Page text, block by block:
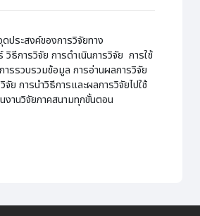
ประสงค์ของการวิจัยทาง
วิธีการวิจัย การดำเนินการวิจัย การใช้
รรวบรวมข้อมูล การอ่านผลการวิจัย
จัย การนำวิธีการและผลการวิจัยไปใช้
งานวิจัยภาคสนามทุกขั้นตอน